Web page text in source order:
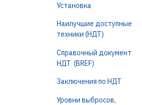
Установка
Наилучшие доступные
техники (НДТ)
Справочный документ
НДТ (BREF)
Заключения по НДТ
Уровни выбросов,